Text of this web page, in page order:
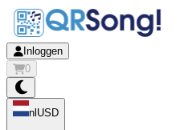
Inloggen
0
nl USD